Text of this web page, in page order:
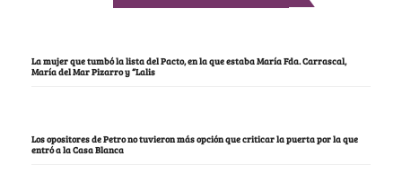
La mujer que tumbó la lista del Pacto, en la que estaba María Fda. Carrascal,
María del Mar Pizarro y “Lalis
Los opositores de Petro no tuvieron más opción que criticar la puerta por la que
entró a la Casa Blanca